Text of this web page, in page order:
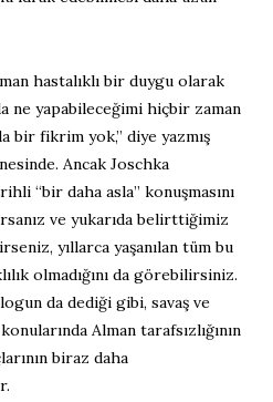
hastalıklı bir duygu olarak
ne yapabileceğimi hiçbir zaman
bir fikrim yok,” diye yazmış
Ancak Joschka
“bir daha asla” konuşmasını
ve yukarıda belirttiğimiz
yıllarca yaşanılan tüm bu
olmadığını da görebilirsiniz.
da dediği gibi, savaş ve
Alman tarafsızlığının
biraz daha